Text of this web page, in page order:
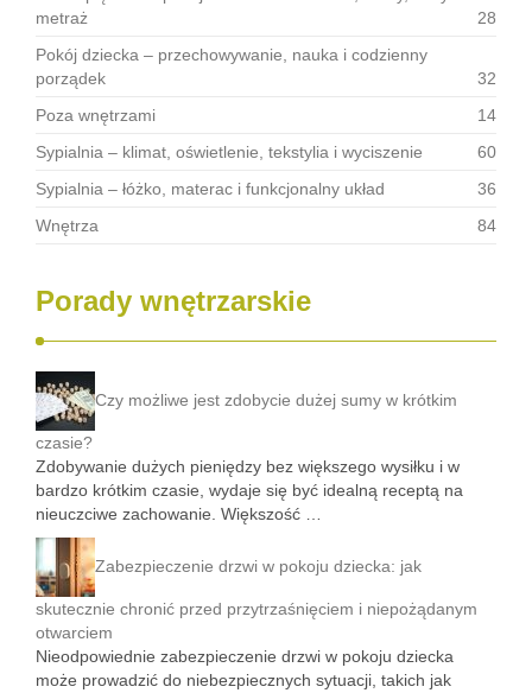
metraż
28
Pokój dziecka – przechowywanie, nauka i codzienny
porządek
32
Poza wnętrzami
14
Sypialnia – klimat, oświetlenie, tekstylia i wyciszenie
60
Sypialnia – łóżko, materac i funkcjonalny układ
36
Wnętrza
84
Porady wnętrzarskie
Czy możliwe jest zdobycie dużej sumy w krótkim
czasie?
Zdobywanie dużych pieniędzy bez większego wysiłku i w
bardzo krótkim czasie, wydaje się być idealną receptą na
nieuczciwe zachowanie. Większość …
Zabezpieczenie drzwi w pokoju dziecka: jak
skutecznie chronić przed przytrzaśnięciem i niepożądanym
otwarciem
Nieodpowiednie zabezpieczenie drzwi w pokoju dziecka
może prowadzić do niebezpiecznych sytuacji, takich jak